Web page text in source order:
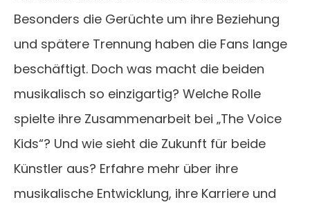
Besonders die Gerüchte um ihre Beziehung
und spätere Trennung haben die Fans lange
beschäftigt. Doch was macht die beiden
musikalisch so einzigartig? Welche Rolle
spielte ihre Zusammenarbeit bei „The Voice
Kids“? Und wie sieht die Zukunft für beide
Künstler aus? Erfahre mehr über ihre
musikalische Entwicklung, ihre Karriere und